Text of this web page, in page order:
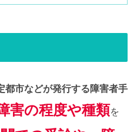
都市などが発行する障害者手
害の程度や種類を